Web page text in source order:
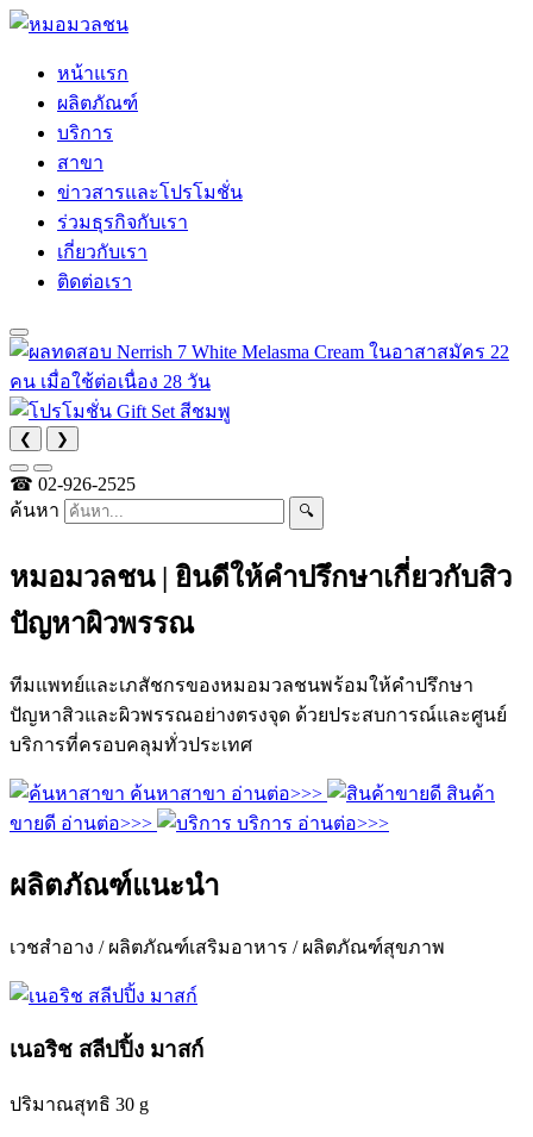
หน้าแรก
ผลิตภัณฑ์
บริการ
สาขา
ข่าวสารและโปรโมชั่น
ร่วมธุรกิจกับเรา
เกี่ยวกับเรา
ติดต่อเรา
❮ ❯
☎ 02-926-2525
ค้นหา
🔍
หมอมวลชน | ยินดีให้คำปรึกษาเกี่ยวกับสิว
ปัญหาผิวพรรณ
ทีมแพทย์และเภสัชกรของหมอมวลชนพร้อมให้คำปรึกษา
ปัญหาสิวและผิวพรรณอย่างตรงจุด ด้วยประสบการณ์และศูนย์
บริการที่ครอบคลุมทั่วประเทศ
ค้นหาสาขา อ่านต่อ>>>
สินค้า
ขายดี อ่านต่อ>>> บริการ อ่านต่อ>>>
ผลิตภัณฑ์แนะนำ
เวชสำอาง / ผลิตภัณฑ์เสริมอาหาร / ผลิตภัณฑ์สุขภาพ
เนอริช สลีปปิ้ง มาสก์
ปริมาณสุทธิ 30 g